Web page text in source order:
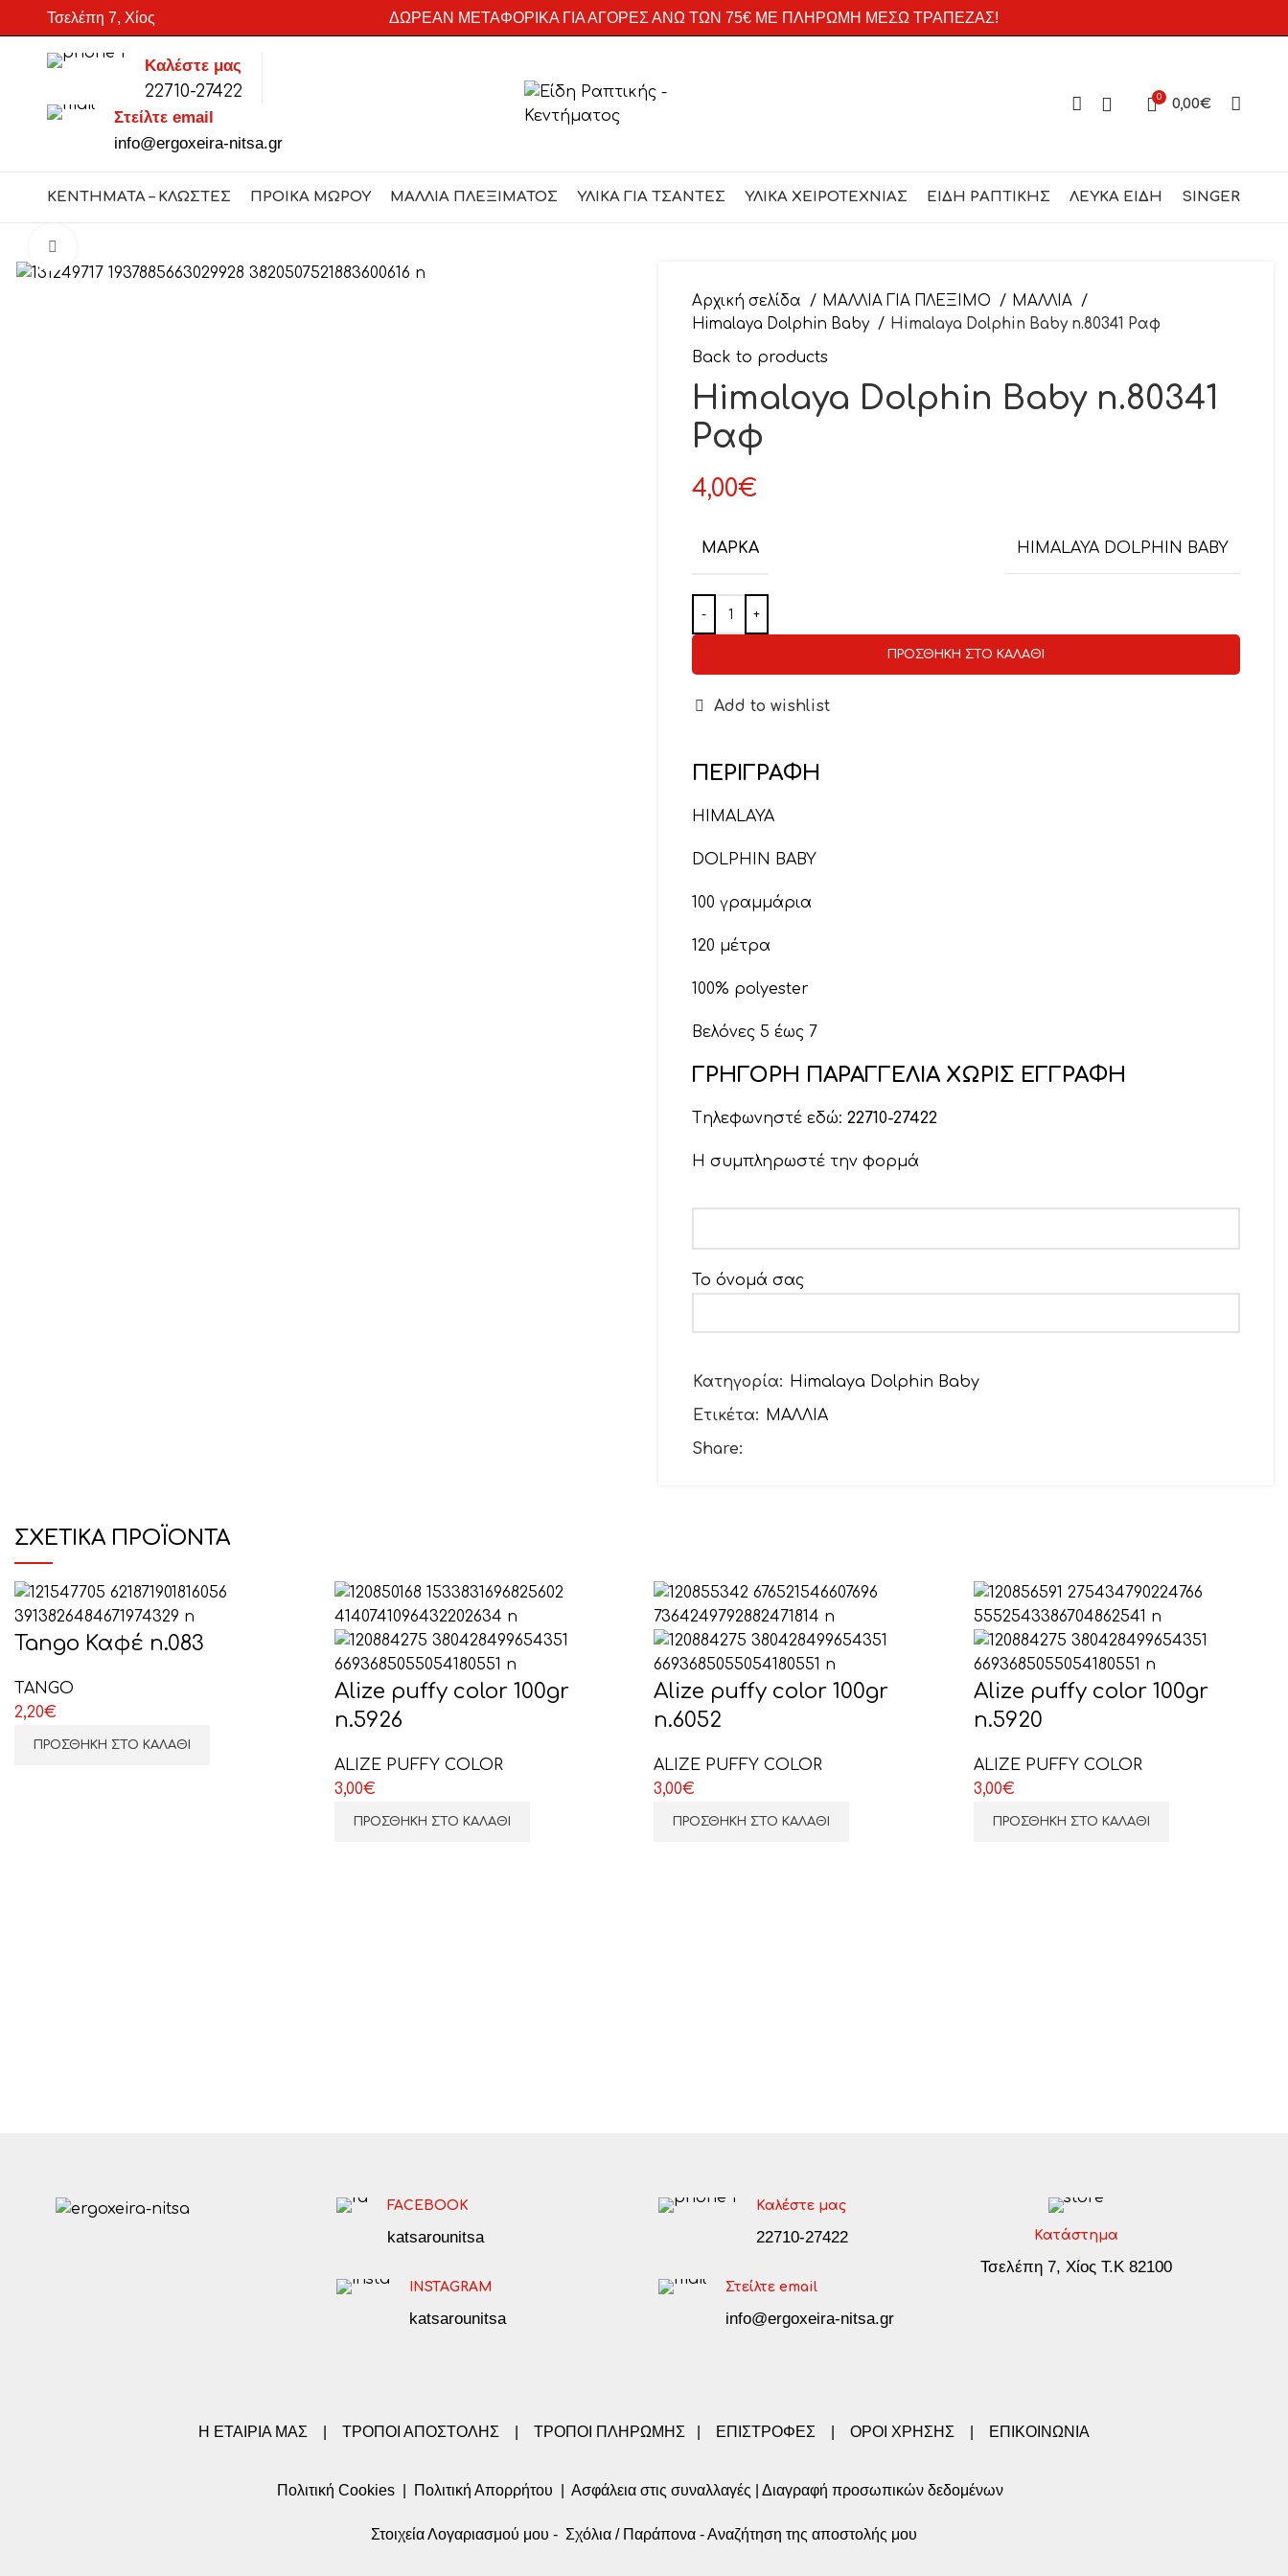
Τσελέπη 7, Χίος ΔΩΡΕΑΝ ΜΕΤΑΦΟΡΙΚΑ ΓΙΑ ΑΓΟΡΕΣ ΑΝΩ ΤΩΝ 75€ ΜΕ ΠΛΗΡΩΜΗ ΜΕΣΩ ΤΡΑΠΕΖΑΣ!
Καλέστε μας
22710-27422
Στείλτε email
info@ergoxeira-nitsa.gr
0 0,00€
ΚΕΝΤΗΜΑΤΑ – ΚΛΩΣΤΕΣ ΠΡΟΙΚΑ ΜΩΡΟΥ ΜΑΛΛΙΑ ΠΛΕΞΙΜΑΤΟΣ ΥΛΙΚΑ ΓΙΑ ΤΣΑΝΤΕΣ ΥΛΙΚΑ ΧΕΙΡΟΤΕΧΝΙΑΣ ΕΙΔΗ ΡΑΠΤΙΚΗΣ ΛΕΥΚΑ ΕΙΔΗ SINGER
Αρχική σελίδα ΜΑΛΛΙΑ ΓΙΑ ΠΛΕΞΙΜΟ
ΜΑΛΛΙΑ
Himalaya Dolphin Baby
Himalaya Dolphin Baby n.80341 Ραφ
Back to products
Himalaya Dolphin Baby n.80341
Ραφ
4,00€
ΜΆΡΚΑ HIMALAYA DOLPHIN BABY
ΠΡΟΣΘΉΚΗ ΣΤΟ ΚΑΛΆΘΙ
Add to wishlist
ΠΕΡΙΓΡΑΦΉ
HIMALAYA
DOLPHIN BABY
100 γραμμάρια
120 μέτρα
100% polyester
Βελόνες 5 έως 7
Βελονάκι 4,5 έως 6
ΓΡΗΓΟΡΗ ΠΑΡΑΓΓΕΛΙΑ ΧΩΡΙΣ ΕΓΓΡΑΦΗ
Tηλεφωνηστέ εδώ: 22710-27422
Η συμπληρωστέ την φορμά
Το όνομά σας
Θέμα
ΕΠΙΛΕΞΤΕ ΕΔΩ
Κατηγορία: Himalaya Dolphin Baby
Ετικέτα: ΜΑΛΛΙΑ
Share:
ΣΧΕΤΙΚΆ ΠΡΟΪΌΝΤΑ
Tango Καφέ n.083
TANGO
2,20€
ΠΡΟΣΘΉΚΗ ΣΤΟ ΚΑΛΆΘΙ
Alize puffy color 100gr
n.5926
ALIZE PUFFY COLOR
3,00€
ΠΡΟΣΘΉΚΗ ΣΤΟ ΚΑΛΆΘΙ
Alize puffy color 100gr
n.6052
ALIZE PUFFY COLOR
3,00€
ΠΡΟΣΘΉΚΗ ΣΤΟ ΚΑΛΆΘΙ
Alize puffy color 100gr
n.5920
ALIZE PUFFY COLOR
3,00€
ΠΡΟΣΘΉΚΗ ΣΤΟ ΚΑΛΆΘΙ
FACEBOOK
katsarounitsa
INSTAGRAM
katsarounitsa
Καλέστε μας
22710-27422
Στείλτε email
info@ergoxeira-nitsa.gr
Κατάστημα
Τσελέπη 7, Χίος Τ.Κ 82100
Η ΕΤΑΙΡΙΑ ΜΑΣ ΤΡΟΠΟΙ ΑΠΟΣΤΟΛΗΣ ΤΡΟΠΟΙ ΠΛΗΡΩΜΗΣ ΕΠΙΣΤΡΟΦΕΣ ΟΡΟΙ ΧΡΗΣΗΣ ΕΠΙΚΟΙΝΩΝΙΑ
Πολιτική Cookies Πολιτική Απορρήτου Ασφάλεια στις συναλλαγές Διαγραφή προσωπικών δεδομένων
Στοιχεία Λογαριασμού μου - Σχόλια / Παράπονα -Αναζήτηση της αποστολής μου
SEARCH
Start typing to see products you are looking for.